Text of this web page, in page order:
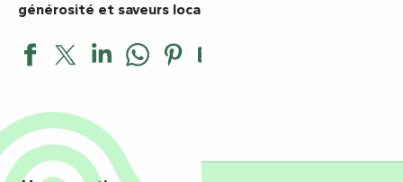
générosité et saveurs locales.
Marché de Mouilleron-Saint-Germain
Marché de Fontenay-le-Comte
Marché de Benet